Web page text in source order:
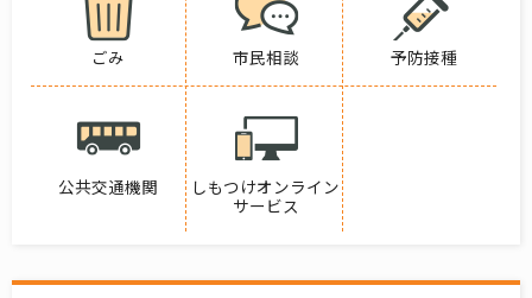
ごみ 市民相談 予防接種
公共交通機関
しもつけオンライン
サービス